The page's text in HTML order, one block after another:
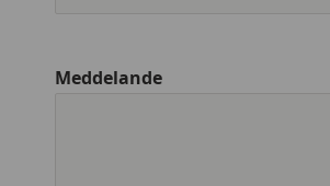
Meddelande